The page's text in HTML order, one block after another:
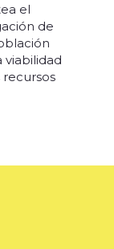
el
de
viabilidad